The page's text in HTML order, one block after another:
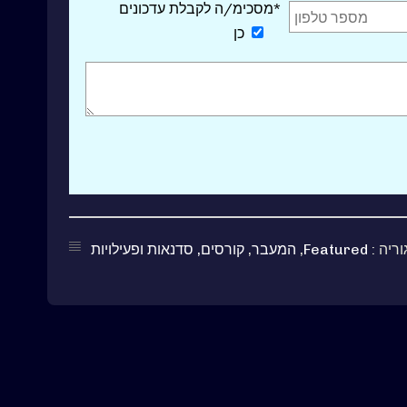
*מסכימ/ה לקבלת עדכונים
כן
:
Featured
, המעבר, קורסים, סדנאות ופעילויות